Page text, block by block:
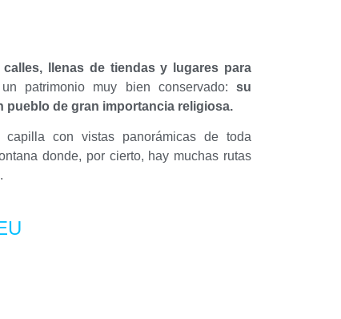
llenas de tiendas y lugares para
patrimonio muy bien conservado: su
pueblo de gran importancia religiosa.
con vistas panorámicas de toda
donde, por cierto, hay muchas rutas